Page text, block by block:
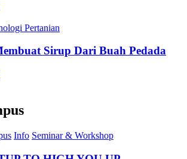
Pertanian
Sirup Dari Buah Pedada
Info Seminar & Workshop